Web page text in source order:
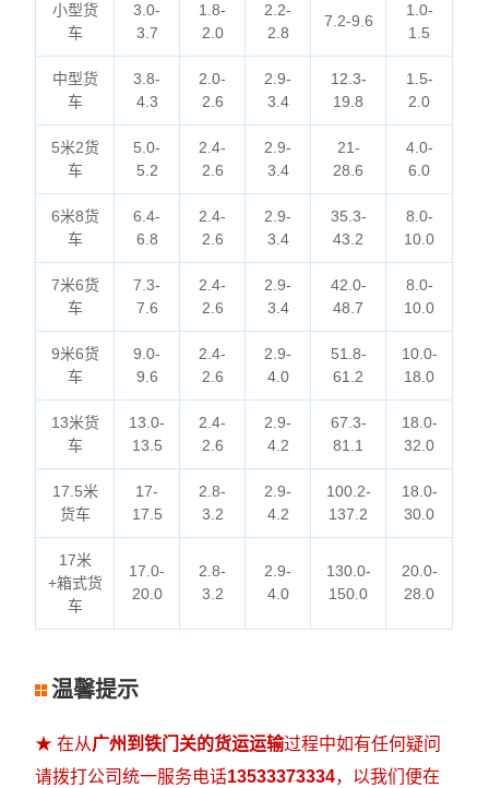
小型货
车
3.0-
3.7
1.8-
2.0
2.2-
2.8
7.2-9.6
1.0-
1.5
中型货
车
3.8-
4.3
2.0-
2.6
2.9-
3.4
12.3-
19.8
1.5-
2.0
5米2货
车
5.0-
5.2
2.4-
2.6
2.9-
3.4
21-
28.6
4.0-
6.0
6米8货
车
6.4-
6.8
2.4-
2.6
2.9-
3.4
35.3-
43.2
8.0-
10.0
7米6货
车
7.3-
7.6
2.4-
2.6
2.9-
3.4
42.0-
48.7
8.0-
10.0
9米6货
车
9.0-
9.6
2.4-
2.6
2.9-
4.0
51.8-
61.2
10.0-
18.0
13米货
车
13.0-
13.5
2.4-
2.6
2.9-
4.2
67.3-
81.1
18.0-
32.0
17.5米
货车
17-
17.5
2.8-
3.2
2.9-
4.2
100.2-
137.2
18.0-
30.0
17米
+箱式货
车
17.0-
20.0
2.8-
3.2
2.9-
4.0
130.0-
150.0
20.0-
28.0
温馨提示
★ 在从广州到铁门关的货运运输过程中如有任何疑问
请拨打公司统一服务电话13533373334，以我们便在